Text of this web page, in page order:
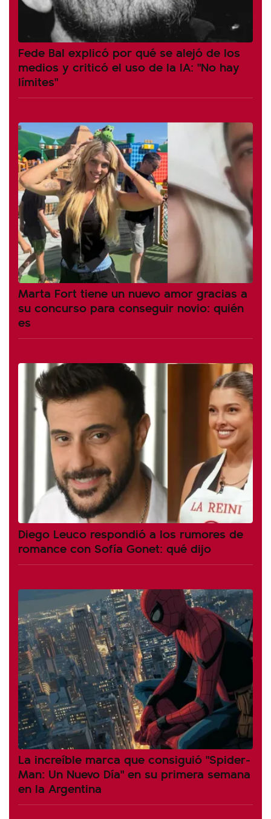
Fede Bal explicó por qué se alejó de los
medios y criticó el uso de la IA: "No hay
límites"
Marta Fort tiene un nuevo amor gracias a
su concurso para conseguir novio: quién
es
Diego Leuco respondió a los rumores de
romance con Sofía Gonet: qué dijo
La increíble marca que consiguió "Spider-
Man: Un Nuevo Día" en su primera semana
en la Argentina